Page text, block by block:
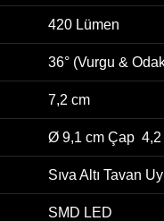
420 Lümen
36° (Vurgu &
7,2 cm
Ø 9,1 cm Çap 4,2
Sıva Altı Tavan
SMD LED